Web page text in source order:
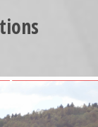
panneaux